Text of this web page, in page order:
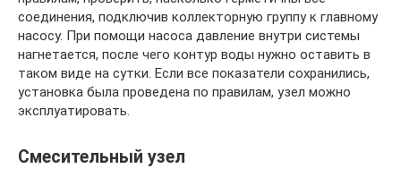
соединения, подключив коллекторную группу к главному
насосу. При помощи насоса давление внутри системы
нагнетается, после чего контур воды нужно оставить в
таком виде на сутки. Если все показатели сохранились,
установка была проведена по правилам, узел можно
эксплуатировать.
Смесительный узел